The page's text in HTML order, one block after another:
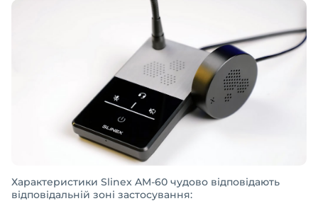
Характеристики Slinex AM-60 чудово відповідають
відповідальній зоні застосування: